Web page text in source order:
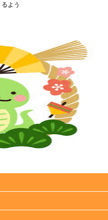
よう